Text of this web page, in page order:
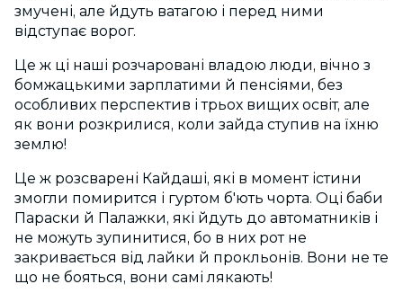
змучені, але йдуть ватагою і перед ними
відступає ворог.
Це ж ці наші розчаровані владою люди, вічно з
бомжацькими зарплатими й пенсіями, без
особливих перспектив і трьох вищих освіт, але
як вони розкрилися, коли зайда ступив на їхню
землю!
Це ж розсварені Кайдаші, які в момент істини
змогли помирится і гуртом б'ють чорта. Оці баби
Параски й Палажки, які йдуть до автоматників і
не можуть зупинитися, бо в них рот не
закривається від лайки й прокльонів. Вони не те
що не бояться, вони самі лякають!